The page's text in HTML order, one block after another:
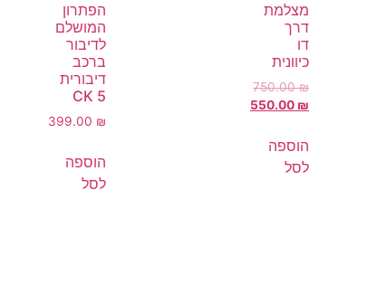
מצלמת
דרך
דו
כיוונית
750.00₪
550.00 ₪
הוספה
לסל
הפתרון
המושלם
לדיבור
ברכב
דיבורית
CK 5
399.00 ₪
הוספה
לסל